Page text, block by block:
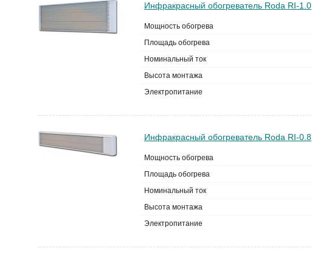
Инфракрасный обогреватель Roda RI-1.0
Мощность обогрева
Площадь обогрева
Номинальный ток
Высота монтажа
Электропитание
Инфракрасный обогреватель Roda RI-0.8
Мощность обогрева
Площадь обогрева
Номинальный ток
Высота монтажа
Электропитание